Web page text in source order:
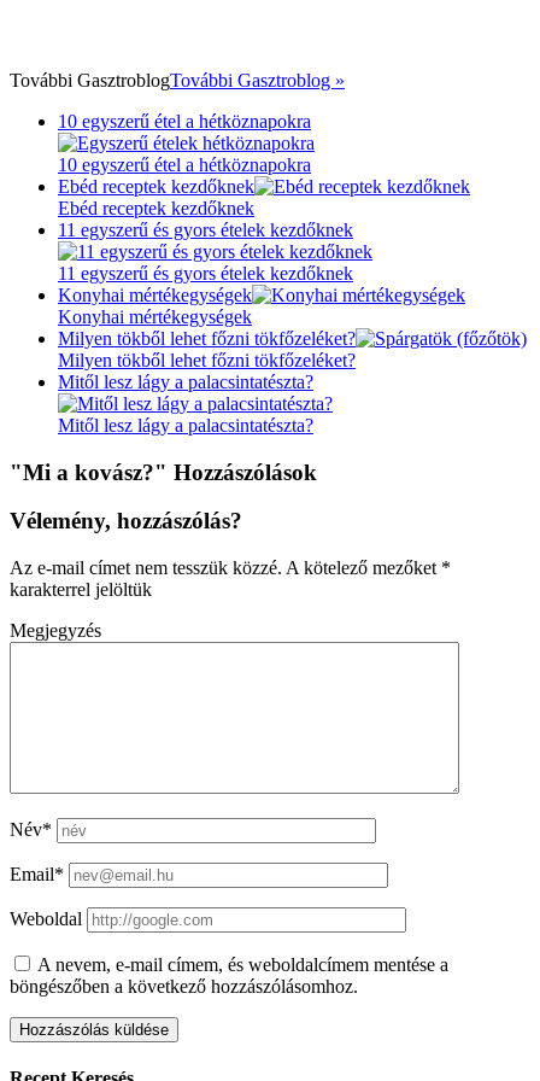
További GasztroblogTovábbi Gasztroblog »
10 egyszerű étel a hétköznapokra
10 egyszerű étel a hétköznapokra
Ebéd receptek kezdőknek
Ebéd receptek kezdőknek
11 egyszerű és gyors ételek kezdőknek
11 egyszerű és gyors ételek kezdőknek
Konyhai mértékegységek
Konyhai mértékegységek
Milyen tökből lehet főzni tökfőzeléket?
Milyen tökből lehet főzni tökfőzeléket?
Mitől lesz lágy a palacsintatészta?
Mitől lesz lágy a palacsintatészta?
"Mi a kovász?" Hozzászólások
Vélemény, hozzászólás?
Az e-mail címet nem tesszük közzé. A kötelező mezőket *
karakterrel jelöltük
Megjegyzés
Név*
Email*
Weboldal
A nevem, e-mail címem, és weboldalcímem mentése a
böngészőben a következő hozzászólásomhoz.